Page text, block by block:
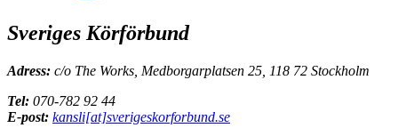
Sveriges Körförbund
Adress: c/o The Works, Medborgarplatsen 25, 118 72 Stockholm
Tel: 070-782 92 44
E-post: kansli[at]sverigeskorforbund.se